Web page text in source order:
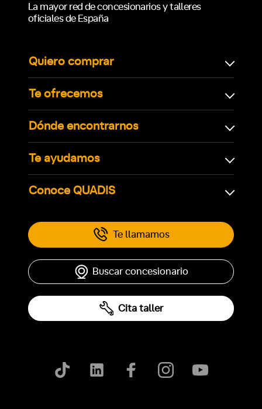
La mayor red de concesionarios y talleres
oficiales de España
Quiero comprar
Te ofrecemos
Dónde encontrarnos
Te ayudamos
Conoce QUADIS
Te llamamos
Buscar concesionario
Cita taller